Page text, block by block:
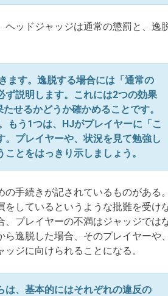
ッドジャッジは通常の懲罰と、逸
ます。逸脱する場合には「通常の
ず説明します。これには2つの効果
せるかどうか確かめることです。
もう1つは、HJがプレイヤーに「こ
プレイヤーや、状況を見て勉強し
とをはっきり示しましょう。
手続きが記されているものがある
しているというような批難を受け
プレイヤーの不満はジャッジでは
ら逸脱した場合、そのプレイヤーや
ジに向けられることになる。
は、基本的にはそれぞれの違反の